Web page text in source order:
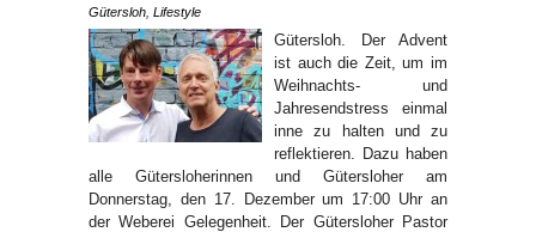
Gütersloh Lifestyle
Gütersloh. Der Advent
ist auch die Zeit, um im
Weihnachts- und
Jahresendstress einmal
inne zu halten und zu
reflektieren. Dazu haben
alle Gütersloherinnen und Gütersloher am
Donnerstag, den 17. Dezember um 17:00 Uhr an
der Weberei Gelegenheit. Der Gütersloher Pastor